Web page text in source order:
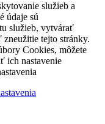
služieb a
údaje sú
služieb, vytvárať
tejto stránky.
Cookies, môžete
ich nastavenie